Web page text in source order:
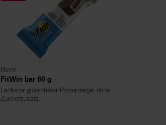
fitwin
FitWin bar 60 g
Leckerer glutenfreier Proteinriegel ohne
Zuckerzusatz.